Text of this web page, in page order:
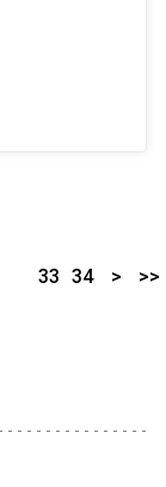
33 34 > >>